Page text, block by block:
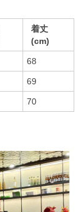
着丈
(cm)
68
69
70